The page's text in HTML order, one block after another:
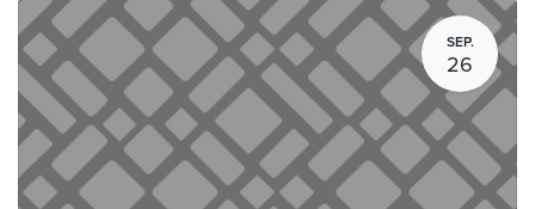
SEP.
26